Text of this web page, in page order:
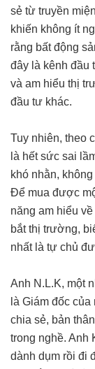
sẻ từ truyền
khiến không ít
rằng bất động
đây là kênh đầu
và am hiểu thị
đầu tư khác.
Tuy nhiên, theo
là hết sức sai
khó nhằn,
Để mua được
năng am hiểu
bắt thị trường,
nhất là tự chủ
Anh N.L.K, một
là Giám đốc
chia sẻ, bản
trong nghề. Anh
dành dụm rồi đi